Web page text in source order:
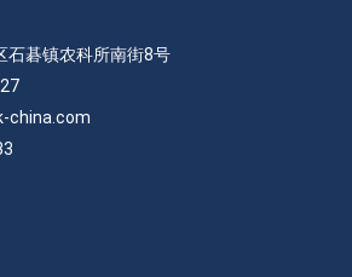
石碁镇农科所南街8号
china.com